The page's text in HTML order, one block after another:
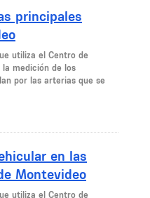
principales
utiliza el Centro de
la medición de los
por las arterias que se
en las
Montevideo
utiliza el Centro de